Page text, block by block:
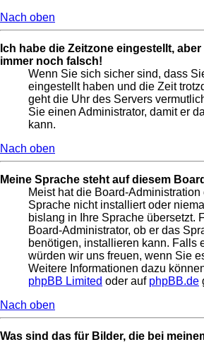
Nach oben
Ich habe die Zeitzone eingestellt,
immer noch falsch!
Wenn Sie sich sicher sind, dass
eingestellt haben und die Zeit
geht die Uhr des Servers
Sie einen Administrator, damit er
kann.
Nach oben
Meine Sprache steht auf diesem
Meist hat die Board-Administration
Sprache nicht installiert oder
bislang in Ihre Sprache übersetzt.
Board-Administrator, ob er das
benötigen, installieren kann. Falls
würden wir uns freuen, wenn Sie
Weitere Informationen dazu
phpBB Limited oder auf phpBB.de
Nach oben
Was sind das für Bilder, die bei